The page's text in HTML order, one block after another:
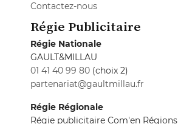
Contactez-nous
Régie Publicitaire
Régie Nationale
GAULT&MILLAU
01 41 40 99 80 (choix 2)
partenariat@gaultmillau.fr
Régie Régionale
Régie publicitaire Com'en Régions